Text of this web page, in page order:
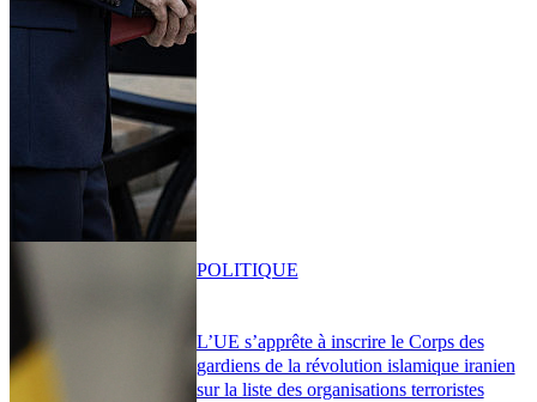
L’UE s’apprête à inscrire le Corps des
gardiens de la révolution islamique iranien
sur la liste des organisations terroristes
POLITIQUE